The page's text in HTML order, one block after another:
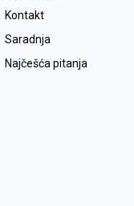
Kontakt
Saradnja
Najčešća pitanja